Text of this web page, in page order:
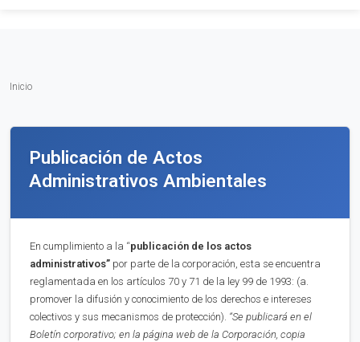
Inicio
Publicación de Actos
Administrativos Ambientales
En cumplimiento a la “publicación de los actos
administrativos” por parte de la corporación, esta se encuentra
reglamentada en los artículos 70 y 71 de la ley 99 de 1993: (a.
promover la difusión y conocimiento de los derechos e intereses
colectivos y sus mecanismos de protección). “Se publicará en el
Boletín corporativo; en la página web de la Corporación, copia